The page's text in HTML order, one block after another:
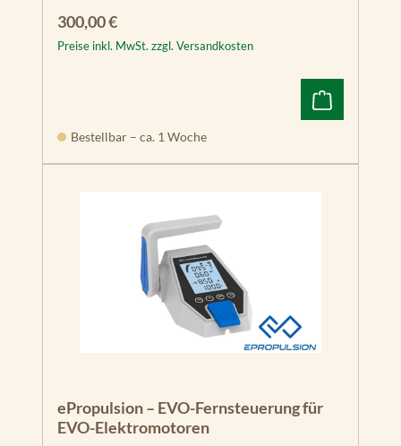
Regulärer Preis:
300,00 €
Preise inkl. MwSt. zzgl. Versandkosten
Bestellbar – ca. 1 Woche
ePropulsion – EVO-Fernsteuerung für
EVO-Elektromotoren